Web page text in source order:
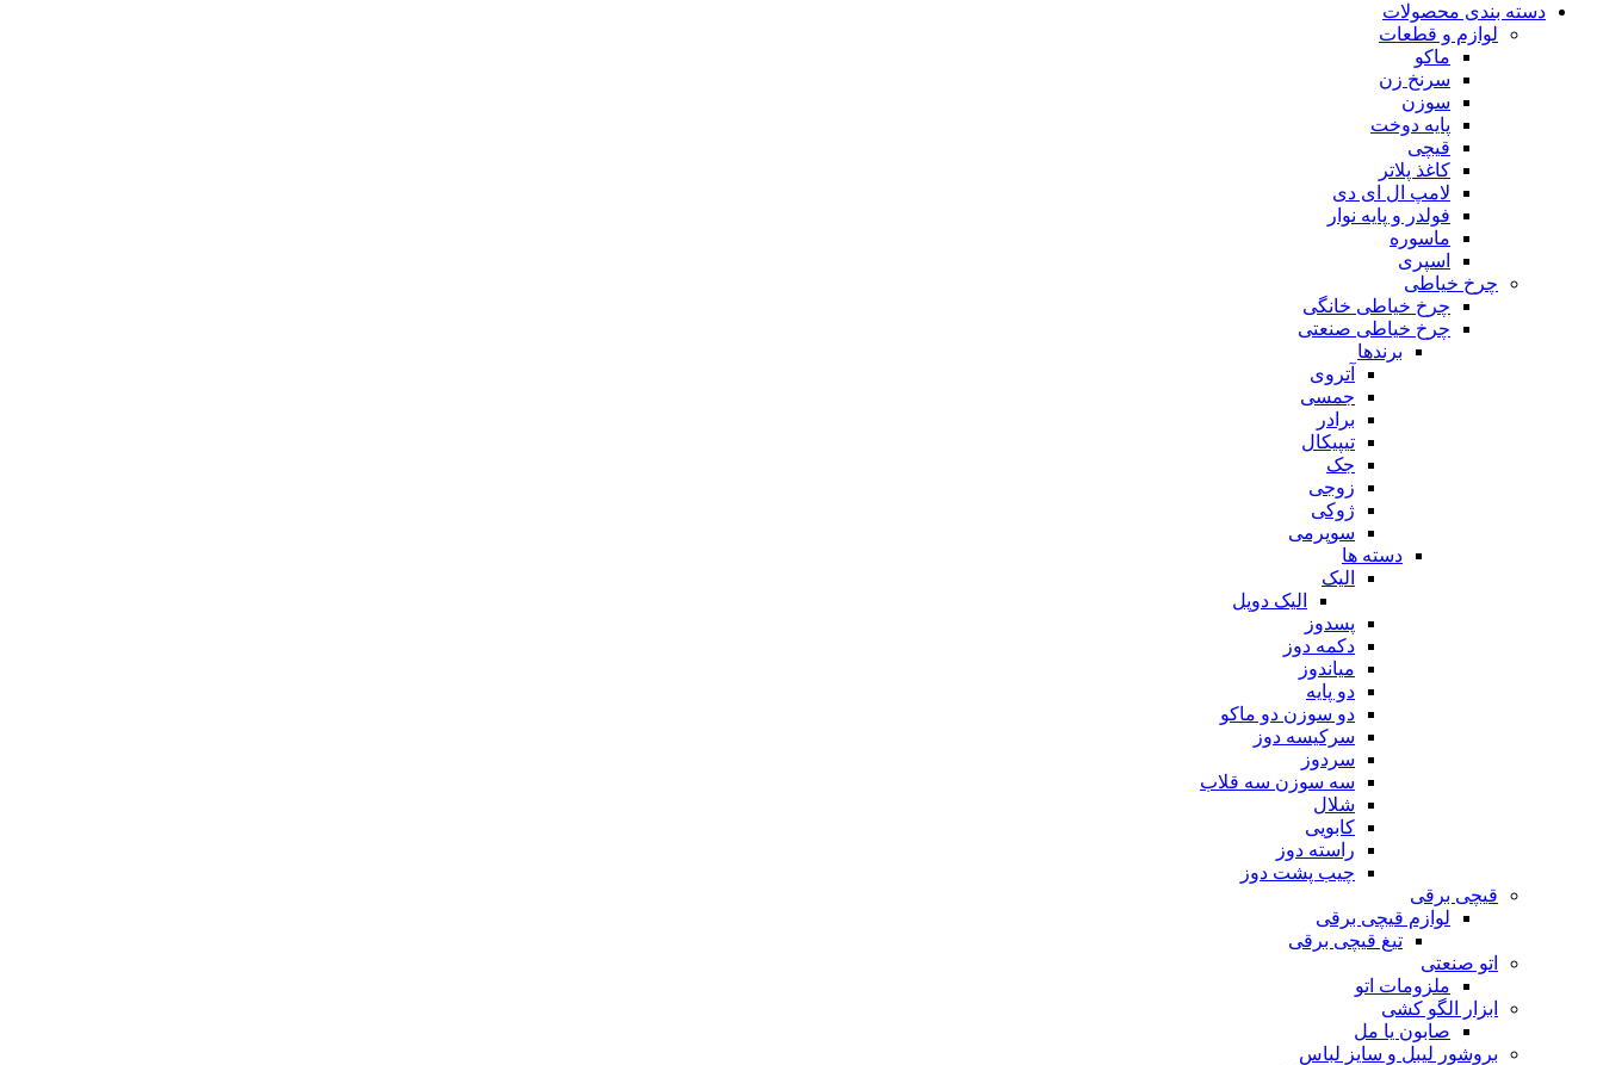
دسته بندی محصولات
لوازم و قطعات
ماکو
سرنخ زن
سوزن
پایه دوخت
قیچی
کاغذ پلاتر
لامپ ال ای دی
فولدر و پایه نوار
ماسوره
اسپری
چرخ خیاطی
چرخ خیاطی خانگی
چرخ خیاطی صنعتی
برندها
آتروی
جمسی
برادر
تیپیکال
جک
زوجی
ژوکی
سوپرمی
دسته ها
الیک
الیک دوپل
پسدوز
دکمه دوز
میاندوز
دو پایه
دو سوزن دو ماکو
سرکیسه دوز
سردوز
سه سوزن سه قلاب
شلال
کابویی
راسته دوز
چیب پشت دوز
قیچی برقی
لوازم قیچی برقی
تیغ قیچی برقی
اتو صنعتی
ملزومات اتو
ابزار الگو کشی
صابون یا مل
بروشور لیبل و سایز لباس